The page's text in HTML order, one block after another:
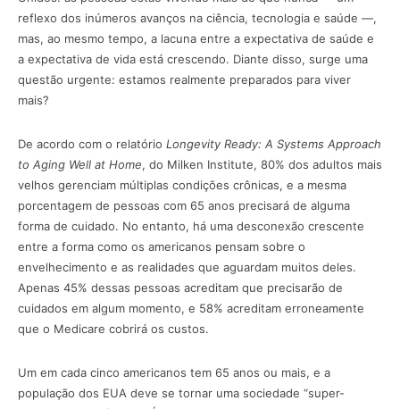
reflexo dos inúmeros avanços na ciência, tecnologia e saúde —,
mas, ao mesmo tempo, a lacuna entre a expectativa de saúde e
a expectativa de vida está crescendo. Diante disso, surge uma
questão urgente: estamos realmente preparados para viver
mais?
De acordo com o relatório Longevity Ready: A Systems Approach
to Aging Well at Home, do Milken Institute, 80% dos adultos mais
velhos gerenciam múltiplas condições crônicas, e a mesma
porcentagem de pessoas com 65 anos precisará de alguma
forma de cuidado. No entanto, há uma desconexão crescente
entre a forma como os americanos pensam sobre o
envelhecimento e as realidades que aguardam muitos deles.
Apenas 45% dessas pessoas acreditam que precisarão de
cuidados em algum momento, e 58% acreditam erroneamente
que o Medicare cobrirá os custos.
Um em cada cinco americanos tem 65 anos ou mais, e a
população dos EUA deve se tornar uma sociedade “super-